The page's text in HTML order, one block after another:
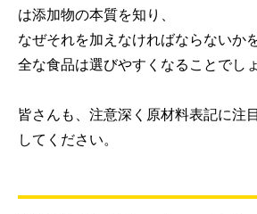
は添加物の本質を知り、
なぜそれを加えなければならないか
全な食品は選びやすくなることでしょ
皆さんも、注意深く原材料表記に注
してください。